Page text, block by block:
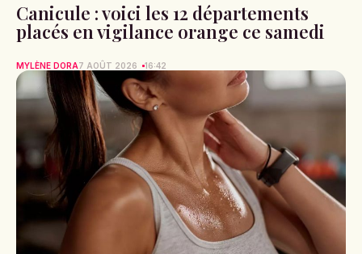
Canicule : voici les 12 départements
placés en vigilance orange ce samedi
MYLÈNE DORA7 AOÛT 2026 16:42